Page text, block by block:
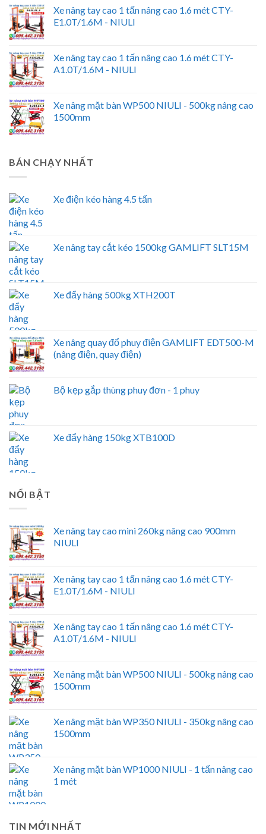
Xe nâng tay cao 1 tấn nâng cao 1.6 mét CTY-
E1.0T/1.6M - NIULI
Xe nâng tay cao 1 tấn nâng cao 1.6 mét CTY-
A1.0T/1.6M - NIULI
Xe nâng mặt bàn WP500 NIULI - 500kg nâng cao
1500mm
BÁN CHẠY NHẤT
Xe điện kéo hàng 4.5 tấn
Xe nâng tay cắt kéo 1500kg GAMLIFT SLT15M
Xe đẩy hàng 500kg XTH200T
Xe nâng quay đổ phuy điện GAMLIFT EDT500-M
(nâng điện, quay điện)
Bộ kẹp gắp thùng phuy đơn - 1 phuy
Xe đẩy hàng 150kg XTB100D
NỔI BẬT
Xe nâng tay cao mini 260kg nâng cao 900mm
NIULI
Xe nâng tay cao 1 tấn nâng cao 1.6 mét CTY-
E1.0T/1.6M - NIULI
Xe nâng tay cao 1 tấn nâng cao 1.6 mét CTY-
A1.0T/1.6M - NIULI
Xe nâng mặt bàn WP500 NIULI - 500kg nâng cao
1500mm
Xe nâng mặt bàn WP350 NIULI - 350kg nâng cao
1500mm
Xe nâng mặt bàn WP1000 NIULI - 1 tấn nâng cao
1 mét
TIN MỚI NHẤT